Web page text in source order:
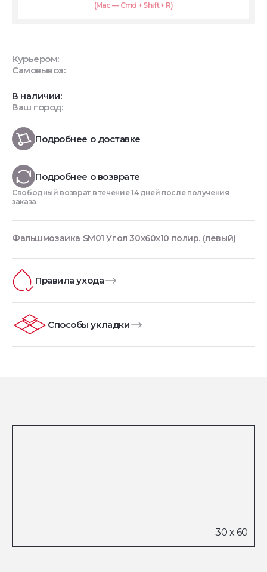
(Mac — Cmd + Shift + R)
Курьером:
Самовывоз:
В наличии:
Ваш город:
Подробнее о доставке
Подробнее о возврате
Свободный возврат в течение 14 дней после получения
заказа
Фальшмозаика SM01 Угол 30x60x10 полир. (левый)
Правила ухода
Способы укладки